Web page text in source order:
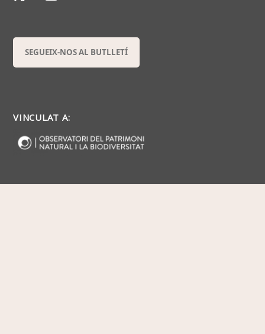
SEGUEIX-NOS AL BUTLLETÍ
VINCULAT A: